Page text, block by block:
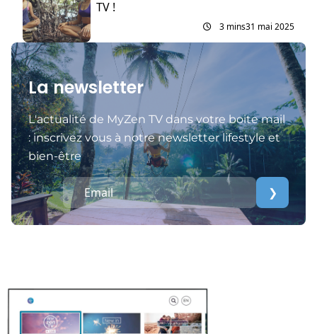
TV !
3 mins31 mai 2025
La newsletter
L'actualité de MyZen TV dans votre boite mail
: inscrivez vous à notre newsletter lifestyle et
bien-être
❯